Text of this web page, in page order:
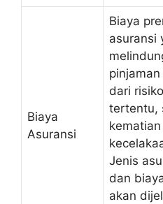
Biaya
Asuransi
Biaya
asuransi
dari risiko
tertentu,
Jenis
dan
akan